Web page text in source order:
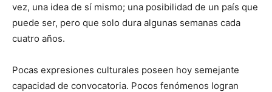
vez, una idea de sí mismo; una posibilidad de un país que
puede ser, pero que solo dura algunas semanas cada
cuatro años.
Pocas expresiones culturales poseen hoy semejante
capacidad de convocatoria. Pocos fenómenos logran